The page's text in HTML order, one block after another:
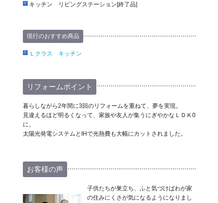
キッチン リビングステーション[終了品]
現行のおすすめ商品
Ｌクラス キッチン
リフォームポイント
暮らしながら2年間に3回のリフォームを重ねて、夢を実現。
見違えるほど明るくなって、家族や友人が集うにぎやかなＬＤＫ0
に。
太陽光発電システムとIHで光熱費も大幅にカットされました。
お客様の声
子供たちが巣立ち、ふと気づけばわが家
の住みにくさが気になるようになりまし